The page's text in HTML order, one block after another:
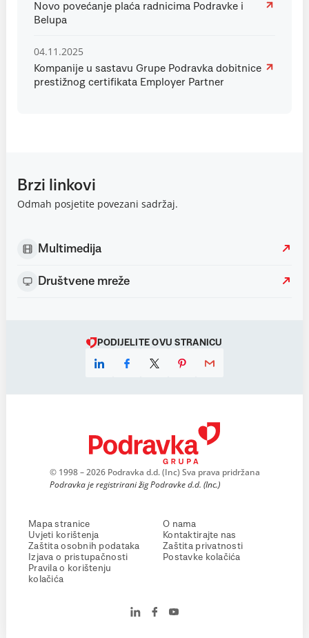
Novo povećanje plaća radnicima Podravke i
Belupa
04.11.2025
Kompanije u sastavu Grupe Podravka dobitnice
prestižnog certifikata Employer Partner
Brzi linkovi
Odmah posjetite povezani sadržaj.
Multimedija
Društvene mreže
PODIJELITE OVU STRANICU
© 1998 – 2026 Podravka d.d. (Inc) Sva prava pridržana
Podravka je registrirani žig Podravke d.d. (Inc.)
Mapa stranice
Uvjeti korištenja
Zaštita osobnih podataka
Izjava o pristupačnosti
Pravila o korištenju
kolačića
O nama
Kontaktirajte nas
Zaštita privatnosti
Postavke kolačića